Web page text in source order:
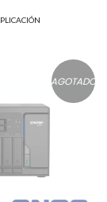
AGOTADO